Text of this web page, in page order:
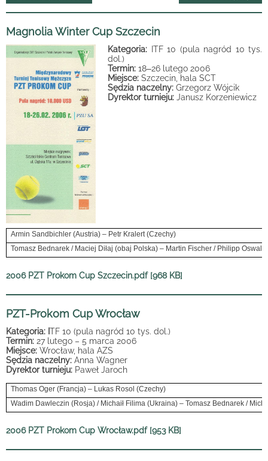
Magnolia Winter Cup Szczecin
Kategoria: ITF 10 (pula nagród 10 tys.
dol.)
Termin: 18–26 lutego 2006
Miejsce: Szczecin, hala SCT
Sędzia naczelny: Grzegorz Wójcik
Dyrektor turnieju: Janusz Korzeniewicz
Armin Sandbichler (Austria) – Petr Kralert (Czechy)
Tomasz Bednarek / Maciej Diłaj (obaj Polska) – Martin Fischer / Philipp
2006 PZT Prokom Cup Szczecin.pdf [968 KB]
PZT-Prokom Cup Wrocław
Kategoria: I TF 10 (pula nagród 10 tys. dol.)
Termin: 27 lutego – 5 marca 2006
Miejsce: Wrocław, hala AZS
Sędzia naczelny: Anna Wagner
Dyrektor turnieju: Paweł Jaroch
Thomas Oger (Francja) – Lukas Rosol (Czechy)
Wadim Dawleczin (Rosja) / Michaił Filima (Ukraina) – Tomasz Bednarek /
2006 PZT Prokom Cup Wrocław.pdf [953 KB]